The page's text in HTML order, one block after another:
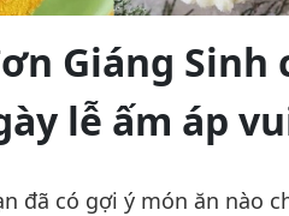
Giáng Sinh
lễ ấm áp
đã có gợi ý món ăn nào